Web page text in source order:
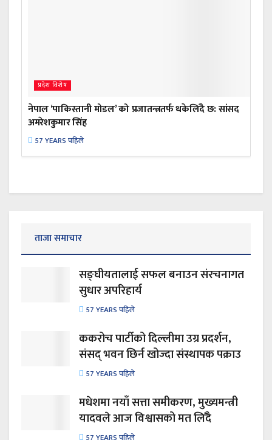
प्रदेश विशेष
नेपाल ‘पाकिस्तानी मोडल’ को प्रजातन्त्रतर्फ धकेलिँदै छ: सांसद
अमरेशकुमार सिंह
57 YEARS पहिले
ताजा समाचार
सङ्घीयतालाई सफल बनाउन संरचनागत
सुधार अपरिहार्य
57 YEARS पहिले
ककरोच पार्टीको दिल्लीमा उग्र प्रदर्शन,
संसद् भवन छिर्न खोज्दा संस्थापक पक्राउ
57 YEARS पहिले
मधेशमा नयाँ सत्ता समीकरण, मुख्यमन्त्री
यादवले आज विश्वासको मत लिँदै